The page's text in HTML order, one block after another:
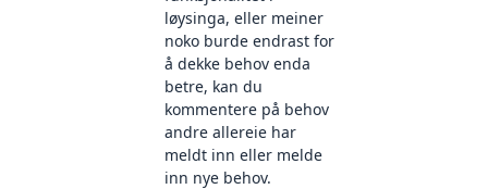
løysinga, eller meiner
noko burde endrast for
å dekke behov enda
betre, kan du
kommentere på behov
andre allereie har
meldt inn eller melde
inn nye behov.